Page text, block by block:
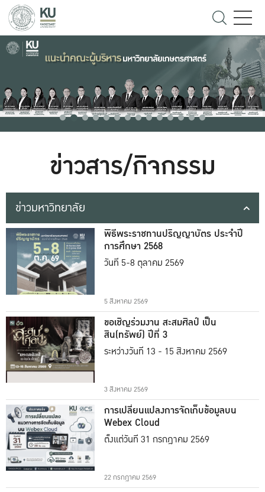
ข่าวสาร/กิจกรรม
ข่าวมหาวิทยาลัย
พิธีพระราชทานปริญญาบัตร ประจำปี
การศึกษา 2568
วันที่ 5-8 ตุลาคม 2569
5 สิงหาคม 2569
ขอเชิญร่วมงาน สะสมศิลป์ เป็น
สิน(ทรัพย์) ปีที่ 3
ระหว่างวันที่ 13 - 15 สิงหาคม 2569
3 สิงหาคม 2569
การเปลี่ยนแปลงการจัดเก็บข้อมูลบน
Webex Cloud
ตั้งแต่วันที่ 31 กรกฎาคม 2569
22 กรกฎาคม 2569